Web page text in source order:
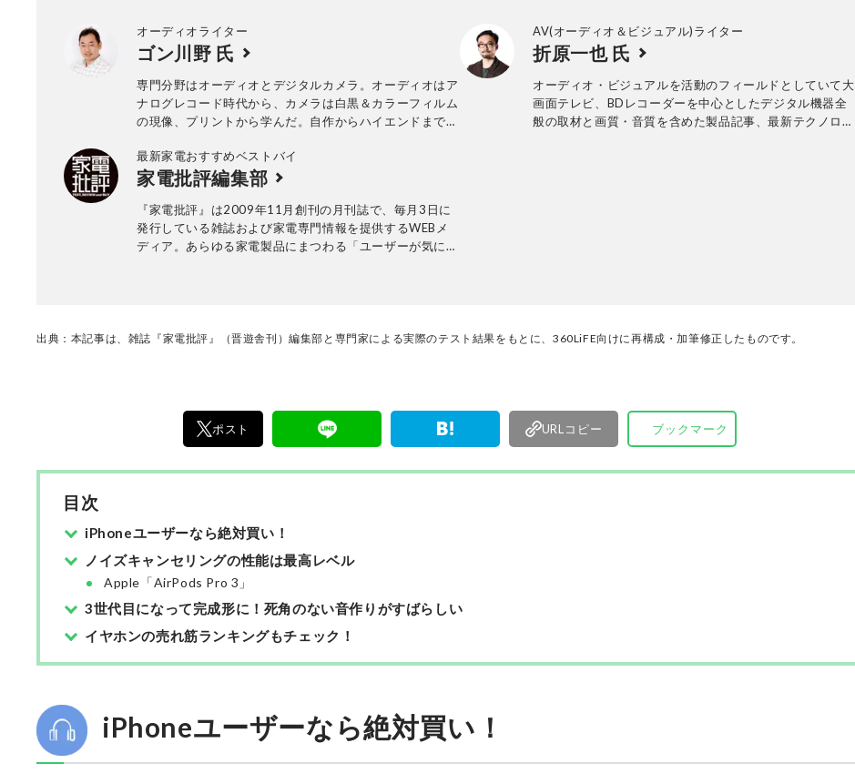
オーディオライター
ゴン川野 氏
専門分野はオーディオとデジタルカメラ。オーディオはア
ナログレコード時代から、カメラは白黒＆カラーフィルム
の現像、プリントから学んだ。自作からハイエンドまで守
る。現在は「＠DIME」「ASCII.jp」などでも執筆中。
AV(オーディオ＆ビジュアル)ライター
折原一也 氏
オーディオ・ビジュアルを活動のフィールドとしていて大
画面テレビ、BDレコーダーを中心としたデジタル機器全
般の取材と画質・音質を含めた製品記事、最新テクノロジ
最新家電おすすめベストバイ
家電批評編集部
『家電批評』は2009年11月創刊の月刊誌で、毎月3日に
発行している雑誌および家電専門情報を提供するWEBメ
ディア。あらゆる家電製品にまつわる「ユーザーが気にな
く製品の本質的な性能を見極め、その良し悪しをありのま
出典：本記事は、雑誌『家電批評』（晋遊舎刊）編集部と専門家による実際のテスト結果をもとに、360LiFE向けに再構成・加筆修正したものです。
ポスト URLコピー ブックマーク
目次
iPhoneユーザーなら絶対買い！
ノイズキャンセリングの性能は最高レベル
Apple「AirPods Pro 3」
3世代目になって完成形に！死角のない音作りがすばらしい
イヤホンの売れ筋ランキングもチェック！
iPhoneユーザーなら絶対買い！